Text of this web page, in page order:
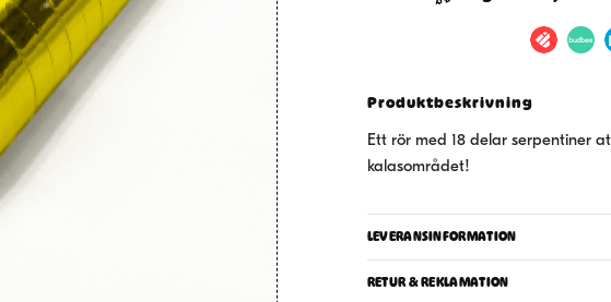
guld
Produktbeskrivning
Ett rör med 18 delar serpentiner
kalasområdet!
LEVERANSINFORMATION
RETUR & REKLAMATION